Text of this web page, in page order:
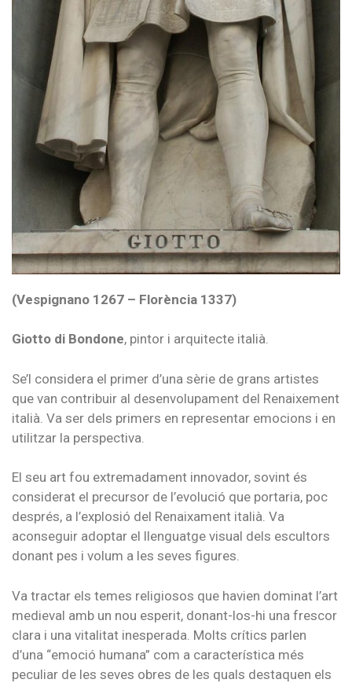
(Vespignano 1267 – Florència 1337)
Giotto di Bondone, pintor i arquitecte italià.
Se’l considera el primer d’una sèrie de grans artistes
que van contribuir al desenvolupament del Renaixement
italià. Va ser dels primers en representar emocions i en
utilitzar la perspectiva.
El seu art fou extremadament innovador, sovint és
considerat el precursor de l’evolució que portaria, poc
després, a l’explosió del Renaixament italià. Va
aconseguir adoptar el llenguatge visual dels escultors
donant pes i volum a les seves figures.
Va tractar els temes religiosos que havien dominat l’art
medieval amb un nou esperit, donant-los-hi una frescor
clara i una vitalitat inesperada. Molts crítics parlen
d’una “emoció humana” com a característica més
peculiar de les seves obres de les quals destaquen els